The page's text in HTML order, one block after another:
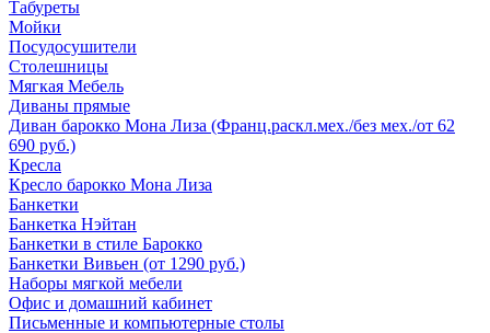
Табуреты
Мойки
Посудосушители
Столешницы
Мягкая Мебель
Диваны прямые
Диван барокко Мона Лиза (Франц.раскл.мех./без мех./от 62
690 руб.)
Кресла
Кресло барокко Мона Лиза
Банкетки
Банкетка Нэйтан
Банкетки в стиле Барокко
Банкетки Вивьен (от 1290 руб.)
Наборы мягкой мебели
Офис и домашний кабинет
Письменные и компьютерные столы